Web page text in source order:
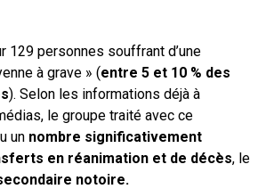
129 personnes souffrant d’une
à grave » (entre 5 et 10 % des
). Selon les informations déjà à
le groupe traité avec ce
un nombre significativement
en réanimation et de décès, le
notoire.